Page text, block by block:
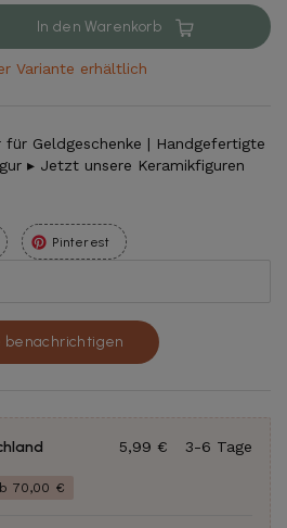
In den Warenkorb
Variante erhältlich
für Geldgeschenke | Handgefertigte
▸ Jetzt unsere Keramikfiguren
Pinterest
3-6 Tage
5,99 €
70,00 €